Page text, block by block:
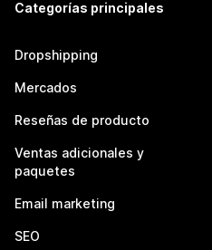
Categorías principales
Dropshipping
Mercados
Reseñas de producto
Ventas adicionales y
paquetes
Email marketing
SEO